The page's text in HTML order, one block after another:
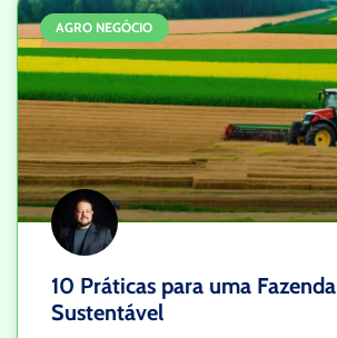
AGRO NEGÓCIO
10 Práticas para uma Fazenda
Sustentável